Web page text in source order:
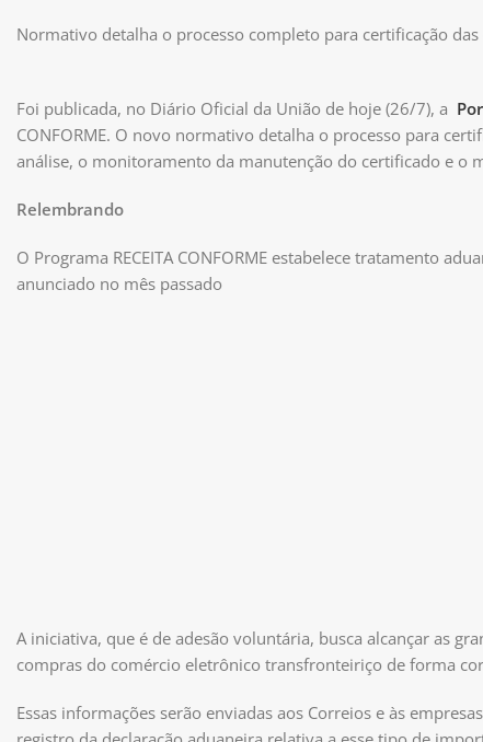
Normativo detalha o processo completo para certificação
Foi publicada, no Diário Oficial da União de hoje (26/7), a
CONFORME. O novo normativo detalha o processo para
análise, o monitoramento da manutenção do certificado e o
Relembrando
O Programa RECEITA CONFORME estabelece tratamento
anunciado no mês passado
A iniciativa, que é de adesão voluntária, busca alcançar as
compras do comércio eletrônico transfronteiriço de forma
Essas informações serão enviadas aos Correios e às